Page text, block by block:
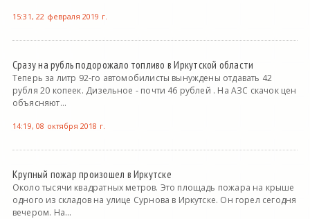
15:31, 22 февраля 2019 г.
Сразу на рубль подорожало топливо в Иркутской области
Теперь за литр 92-го автомобилисты вынуждены отдавать 42
рубля 20 копеек. Дизельное - почти 46 рублей . На АЗС скачок цен
объясняют...
14:19, 08 октября 2018 г.
Крупный пожар произошел в Иркутске
Около тысячи квадратных метров. Это площадь пожара на крыше
одного из складов на улице Сурнова в Иркутске. Он горел сегодня
вечером. На...